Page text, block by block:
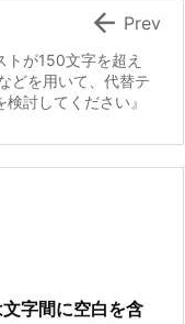
が150文字を超え
どを用いて、代替テ
討してください』
 Prev
字間に空白を含